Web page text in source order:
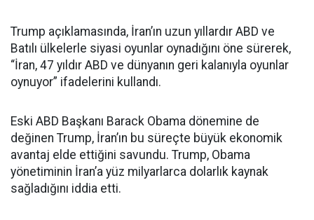
Trump açıklamasında, İran’ın uzun yıllardır ABD ve
Batılı ülkelerle siyasi oyunlar oynadığını öne sürerek,
“İran, 47 yıldır ABD ve dünyanın geri kalanıyla oyunlar
oynuyor” ifadelerini kullandı.
Eski ABD Başkanı Barack Obama dönemine de
değinen Trump, İran’ın bu süreçte büyük ekonomik
avantaj elde ettiğini savundu. Trump, Obama
yönetiminin İran’a yüz milyarlarca dolarlık kaynak
sağladığını iddia etti.